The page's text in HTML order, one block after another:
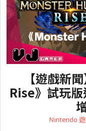
【遊戲新
Rise》試玩
Nintendo